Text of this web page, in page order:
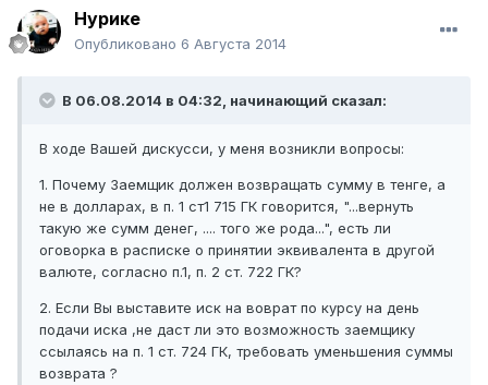
Нурике
Опубликовано 6 Августа 2014
В 06.08.2014 в 04:32, начинающий сказал:
В ходе Вашей дискусси, у меня возникли вопросы:
1. Почему Заемщик должен возвращать сумму в тенге, а
не в долларах, в п. 1 ст1 715 ГК говорится, "...вернуть
такую же сумм денег, .... того же рода...", есть ли
оговорка в расписке о принятии эквивалента в другой
валюте, согласно п.1, п. 2 ст. 722 ГК?
2. Если Вы выставите иск на воврат по курсу на день
подачи иска ,не даст ли это возможность заемщику
ссылаясь на п. 1 ст. 724 ГК, требовать уменьшения суммы
возврата ?